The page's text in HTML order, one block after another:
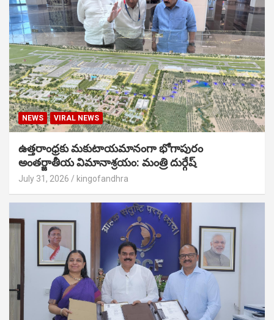
NEWS VIRAL NEWS
ఉత్తరాంధ్రకు మకుటాయమానంగా భోగాపురం
అంతర్జాతీయ విమానాశ్రయం: మంత్రి దుర్గేష్
July 31, 2026 kingofandhra